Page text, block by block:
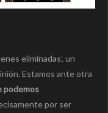
eliminadas’, un
Estamos ante otra
podemos
por ser